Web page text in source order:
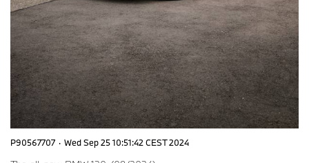
P90567707 · Wed Sep 25 10:51:42 CEST 2024